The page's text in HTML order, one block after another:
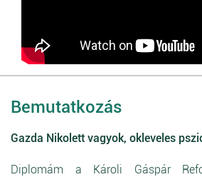
Bemutatkozás
Gazda Nikolett vagyok, okleveles
Diplomám a Károli Gáspár